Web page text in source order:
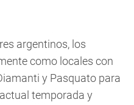
argentinos, los
como locales con
y Pasquato para
temporada y